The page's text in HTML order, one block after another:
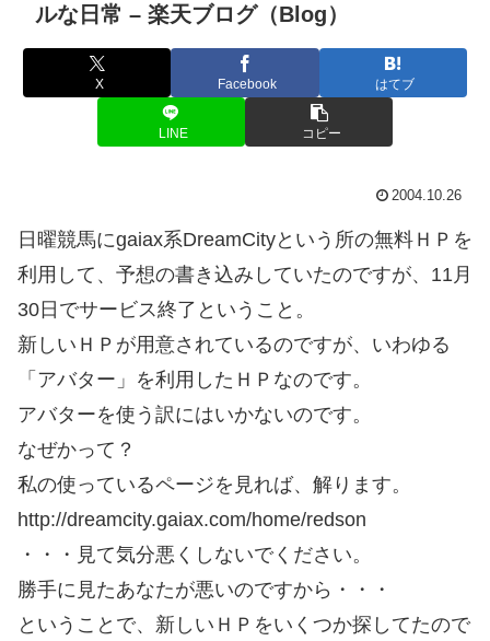
ルな日常 – 楽天ブログ（Blog）
X Facebook はてブ
LINE コピー
2004.10.26
日曜競馬にgaiax系DreamCityという所の無料ＨＰを
利用して、予想の書き込みしていたのですが、11月
30日でサービス終了ということ。
新しいＨＰが用意されているのですが、いわゆる
「アバター」を利用したＨＰなのです。
アバターを使う訳にはいかないのです。
なぜかって？
私の使っているページを見れば、解ります。
http://dreamcity.gaiax.com/home/redson
・・・見て気分悪くしないでください。
勝手に見たあなたが悪いのですから・・・
ということで、新しいＨＰをいくつか探してたので